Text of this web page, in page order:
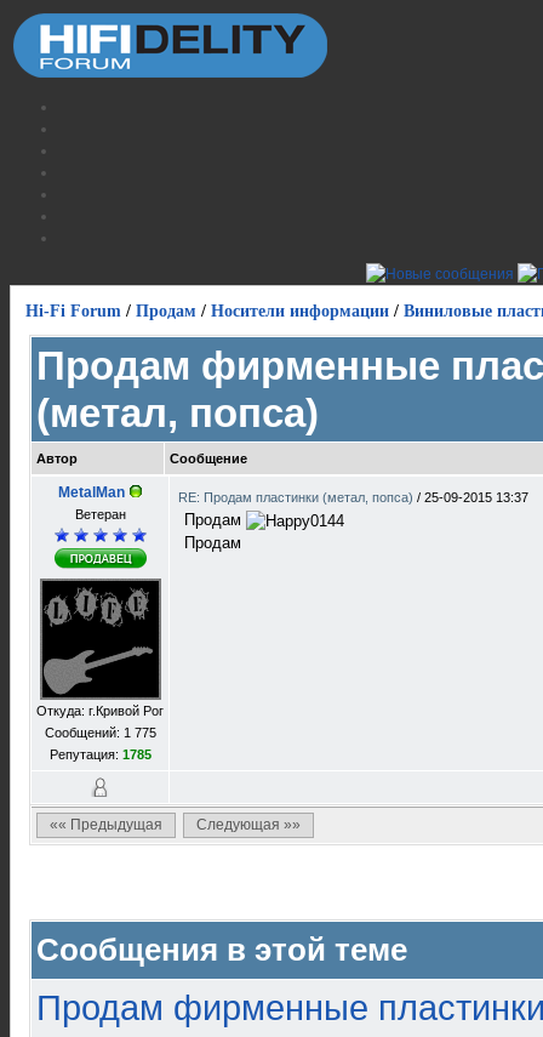
Hi-Fi Forum / Продам / Носители информации / Виниловые
Продам фирменные
(метал, попса)
Автор Сообщение
MetalMan
Ветеран
Откуда: г.Кривой Рог
Сообщений: 1 775
Репутация: 1785
RE: Продам пластинки (метал, попса) / 25-09-2015 13:37
Продам
Продам
«« Предыдущая Следующая »»
Сообщения в этой теме
Продам фирменные